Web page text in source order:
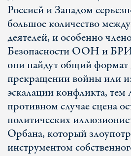
Россией и Западом
большое количество
деятелей, и особенно
Безопасности ООН и
они найдут общий формат
прекращении войны или
эскалации конфликта,
противном случае сцена
политических
Орбана, который
инструментом